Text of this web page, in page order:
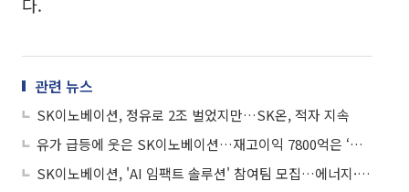
다.
관련 뉴스
SK이노베이션, 정유로 2조 벌었지만…SK온, 적자 지속
유가 급등에 웃은 SK이노베이션…재고이익 7800억은 ‘일시 효과’
SK이노베이션, 'AI 임팩트 솔루션' 참여팀 모집…에너지·사회문제 솔루션 발굴